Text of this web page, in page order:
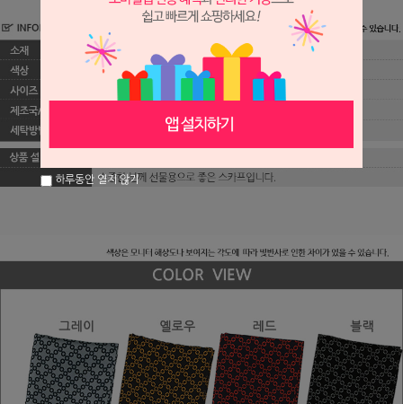
하루동안 열지 않기